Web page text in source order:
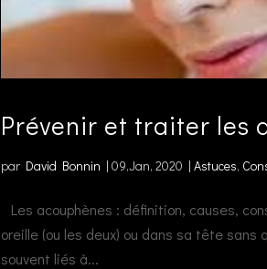
Prévenir et traiter les
par David Bonnin |09,Jan, 2020 |Astuces,
Les acouphènes : définition, causes,
oreille (ou les deux) ou dans sa tête
souvent liés à...